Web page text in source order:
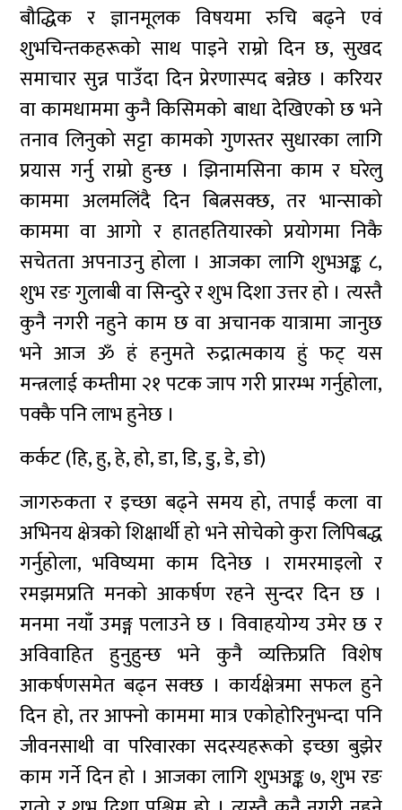
बौद्धिक र ज्ञानमूलक विषयमा रुचि बढ्ने एवं
शुभचिन्तकहरूको साथ पाइने राम्रो दिन छ, सुखद
समाचार सुन्न पाउँदा दिन प्रेरणास्पद बन्नेछ । करियर
वा कामधाममा कुनै किसिमको बाधा देखिएको छ भने
तनाव लिनुको सट्टा कामको गुणस्तर सुधारका लागि
प्रयास गर्नु राम्रो हुन्छ । झिनामसिना काम र घरेलु
काममा अलमलिंदै दिन बित्नसक्छ, तर भान्साको
काममा वा आगो र हातहतियारको प्रयोगमा निकै
सचेतता अपनाउनु होला । आजका लागि शुभअङ्क ८,
शुभ रङ गुलाबी वा सिन्दुरे र शुभ दिशा उत्तर हो । त्यस्तै
कुनै नगरी नहुने काम छ वा अचानक यात्रामा जानुछ
भने आज ॐ हं हनुमते रुद्रात्मकाय हुं फट् यस
मन्त्रलाई कम्तीमा २१ पटक जाप गरी प्रारम्भ गर्नुहोला,
पक्कै पनि लाभ हुनेछ ।
कर्कट (हि, हु, हे, हो, डा, डि, डु, डे, डो)
जागरुकता र इच्छा बढ्ने समय हो, तपाईं कला वा
अभिनय क्षेत्रको शिक्षार्थी हो भने सोचेको कुरा लिपिबद्ध
गर्नुहोला, भविष्यमा काम दिनेछ । रामरमाइलो र
रमझमप्रति मनको आकर्षण रहने सुन्दर दिन छ ।
मनमा नयाँ उमङ्ग पलाउने छ । विवाहयोग्य उमेर छ र
अविवाहित हुनुहुन्छ भने कुनै व्यक्तिप्रति विशेष
आकर्षणसमेत बढ्न सक्छ । कार्यक्षेत्रमा सफल हुने
दिन हो, तर आफ्नो काममा मात्र एकोहोरिनुभन्दा पनि
जीवनसाथी वा परिवारका सदस्यहरूको इच्छा बुझेर
काम गर्ने दिन हो । आजका लागि शुभअङ्क ७, शुभ रङ